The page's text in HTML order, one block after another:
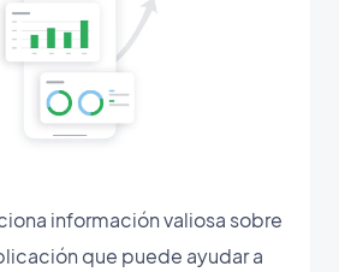
información valiosa sobre
que puede ayudar a